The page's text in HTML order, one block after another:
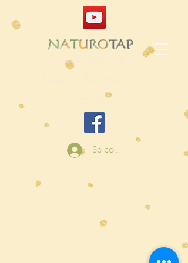
NATUROTAP
La santé par la nature,
Se connecter